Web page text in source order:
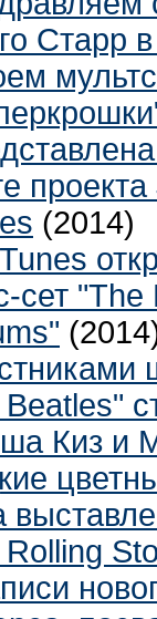
Старр
(2014)
сет
Киз и